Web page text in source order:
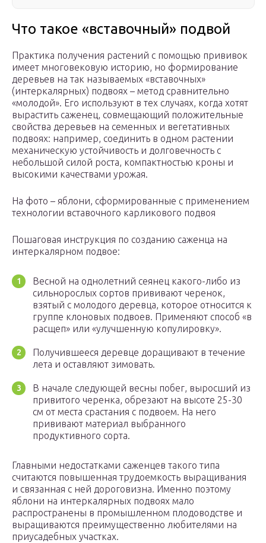
Что такое «вставочный» подвой
Практика получения растений с помощью прививок
имеет многовековую историю, но формирование
деревьев на так называемых «вставочных»
(интеркалярных) подвоях – метод сравнительно
«молодой». Его используют в тех случаях, когда хотят
вырастить саженец, совмещающий положительные
свойства деревьев на семенных и вегетативных
подвоях: например, соединить в одном растении
механическую устойчивость и долговечность с
небольшой силой роста, компактностью кроны и
высокими качествами урожая.
На фото – яблони, сформированные с применением
технологии вставочного карликового подвоя
Пошаговая инструкция по созданию саженца на
интеркалярном подвое:
Весной на однолетний сеянец какого-либо из
сильнорослых сортов прививают черенок,
взятый с молодого деревца, которое относится к
группе клоновых подвоев. Применяют способ «в
расщеп» или «улучшенную копулировку».
Получившееся деревце доращивают в течение
лета и оставляют зимовать.
В начале следующей весны побег, выросший из
привитого черенка, обрезают на высоте 25-30
см от места срастания с подвоем. На него
прививают материал выбранного
продуктивного сорта.
Главными недостатками саженцев такого типа
считаются повышенная трудоемкость выращивания
и связанная с ней дороговизна. Именно поэтому
яблони на интеркалярных подвоях мало
распространены в промышленном плодоводстве и
выращиваются преимущественно любителями на
приусадебных участках.